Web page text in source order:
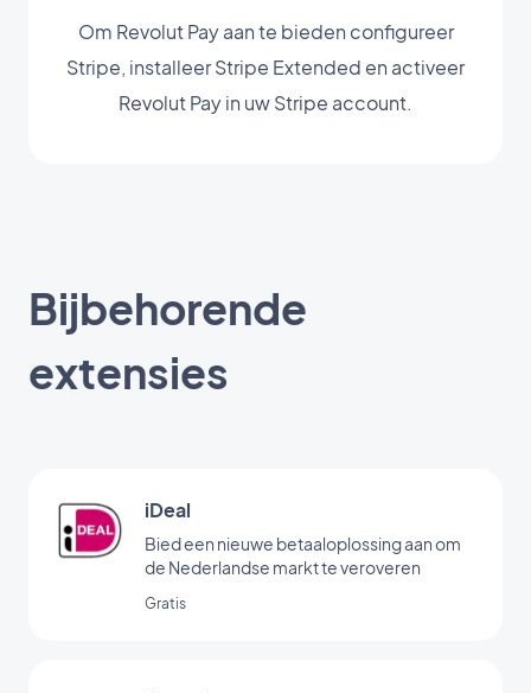
Om Revolut Pay aan te bieden configureer
Stripe, installeer Stripe Extended en activeer
Revolut Pay in uw Stripe account.
Bijbehorende
extensies
iDeal
Bied een nieuwe betaaloplossing aan om
de Nederlandse markt te veroveren
Gratis